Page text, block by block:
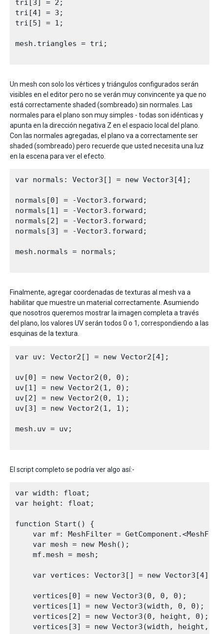
tri[3] = 2;
tri[4] = 3;
tri[5] = 1;
mesh.triangles = tri;
Un mesh con solo los vértices y triángulos configurados serán
visibles en el editor pero no se verán muy convincente ya que no
está correctamente shaded (sombreado) sin normales. Las
normales para el plano son muy simples - todas son idénticas y
apunta en la dirección negativa Z en el espacio local del plano.
Con las normales agregadas, el plano va a correctamente ser
shaded (sombreado) pero recuerde que usted necesita una luz
en la escena para ver el efecto.
var normals: Vector3[] = new Vector3[4];
normals[0] = -Vector3.forward;
normals[1] = -Vector3.forward;
normals[2] = -Vector3.forward;
normals[3] = -Vector3.forward;
mesh.normals = normals;
Finalmente, agregar coordenadas de texturas al mesh va a
habilitar que muestre un material correctamente. Asumiendo
que nosotros queremos mostrar la imagen completa a través
del plano, los valores UV serán todos 0 o 1, correspondiendo a las
esquinas de la textura.
var uv: Vector2[] = new Vector2[4];
uv[0] = new Vector2(0, 0);
uv[1] = new Vector2(1, 0);
uv[2] = new Vector2(0, 1);
uv[3] = new Vector2(1, 1);
mesh.uv = uv;
El script completo se podría ver algo así:-
var width: float;
var height: float;
function Start() {
var mf: MeshFilter =
    var mesh = new Mesh();
    mf.mesh = mesh;
    var vertices: Vector3[] = new Vector3[4];
    vertices[0] = new Vector3(0, 0, 0);
    vertices[1] = new Vector3(width, 0, 0);
    vertices[2] = new Vector3(0, height, 0);
vertices[3] = new Vector3(width, height,